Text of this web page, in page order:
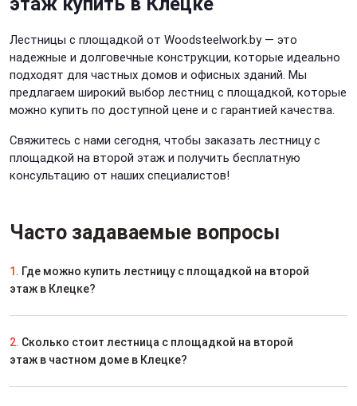
Лестницы с площадкой от Woodsteelwork.by — это
надежные и долговечные конструкции, которые идеально
подходят для частных домов и офисных зданий. Мы
предлагаем широкий выбор лестниц с площадкой, которые
можно купить по доступной цене и с гарантией качества.
Свяжитесь с нами сегодня, чтобы заказать лестницу с
площадкой на второй этаж и получить бесплатную
консультацию от наших специалистов!
Часто задаваемые вопросы
1. Где можно купить лестницу с площадкой на второй
этаж в Клецке?
2. Сколько стоит лестница с площадкой на второй
этаж в частном доме в Клецке?